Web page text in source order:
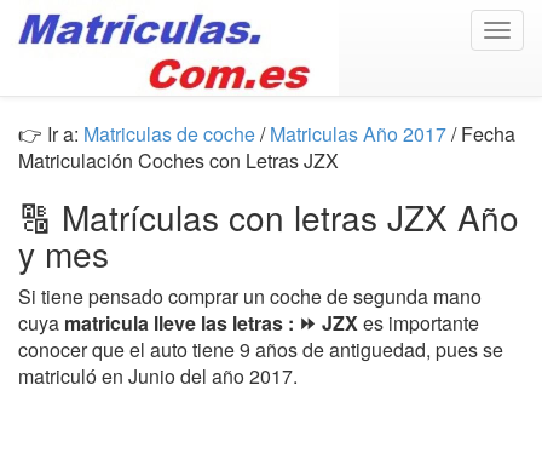
👉 Ir a: Matriculas de coche/Matriculas Año 2017/ Fecha
Matriculación Coches con Letras JZX
🔠 Matrículas con letras JZX Año
y mes
Si tiene pensado comprar un coche de segunda mano
cuya matricula lleve las letras : ⏩ JZXes importante
conocer que el auto tiene 9 años de antiguedad, pues se
matriculó en Junio del año 2017.